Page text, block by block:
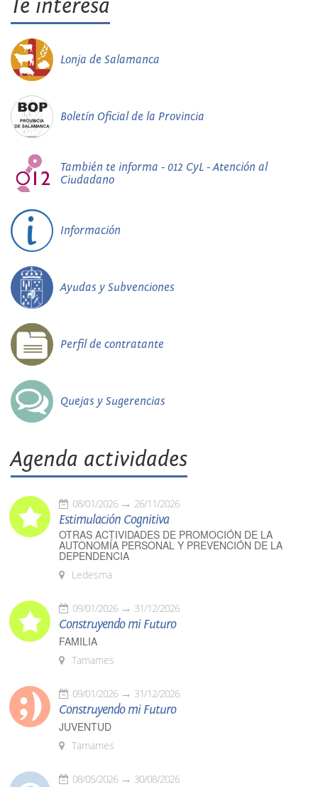
Te interesa
Lonja de Salamanca
Boletín Oficial de la Provincia
También te informa - 012 CyL - Atención al
Ciudadano
Información
Ayudas y Subvenciones
Perfil de contratante
Quejas y Sugerencias
Agenda actividades
08/01/2026 26/11/2026
Estimulación Cognitiva
OTRAS ACTIVIDADES DE PROMOCIÓN DE LA
AUTONOMÍA PERSONAL Y PREVENCIÓN DE LA
DEPENDENCIA
Ledesma
09/01/2026 31/12/2026
Construyendo mi Futuro
FAMILIA
Tamames
09/01/2026 31/12/2026
Construyendo mi Futuro
JUVENTUD
Tamames
08/05/2026 30/08/2026